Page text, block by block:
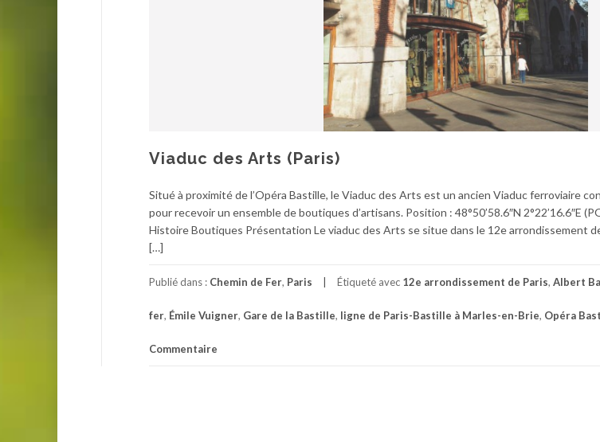
Viaduc des Arts (Paris)
Situé à proximité de l’Opéra Bastille, le Viaduc des Arts est un ancien Viaduc ferroviaire
pour recevoir un ensemble de boutiques d’artisans. Position : 48°50’58.6″N 2°22’16.6″E
Histoire Boutiques Présentation Le viaduc des Arts se situe dans le 12e arrondissement
[…]
Publié dans : Chemin de Fer, Paris Étiqueté avec 12e arrondissement de Paris, Albert
fer, Émile Vuigner, Gare de la Bastille, ligne de Paris-Bastille à Marles-en-Brie, Opéra
Commentaire